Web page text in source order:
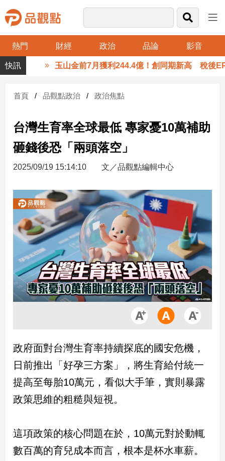
熱門 財經 政治 品論 影音
品
觀
財
台
財
新
產
經/
股
市
房
產
品
政
治
政
治
焦
觀
點
民
玉山金前7月獲利244.4億！創同期新高 稅後EPS
首頁 品觀點政治 政治焦點
台灣生育率全球最低 專家憂10萬補助
砸錢後恐「兩頭落空」
2025/09/19 15:14:10 文／品觀點編輯中心
政府面對台灣生育率持續探底的國安危機，
日前推出「好孕三方案」，將生育給付統一
提高至每胎10萬元，看似大手筆，實則暴露
政策思維的粗糙與短視。
這項政策的核心問題在於，10萬元對於動輒
數百萬的育兒成本而言，根本是杯水車薪。